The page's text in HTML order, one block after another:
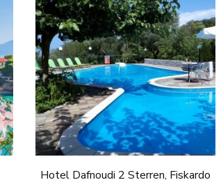
Hotel Dafnoudi 2 Sterren, Fiskardo